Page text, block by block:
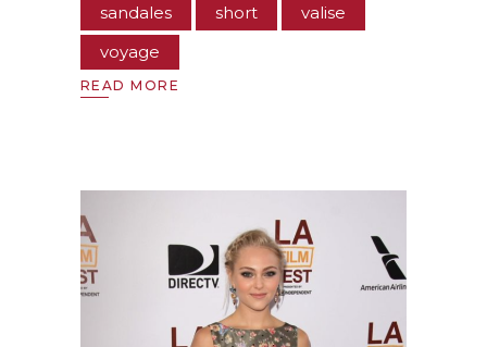
sandales
short
valise
voyage
READ MORE